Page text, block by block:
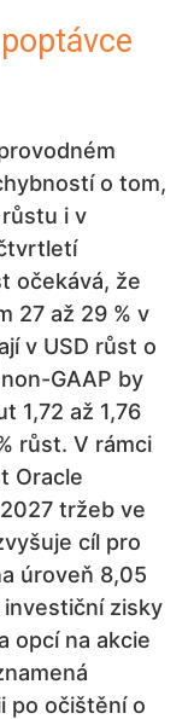
o tom,
i v
očekává, že
27 až 29 % v
v USD růst o
GAAP by
1,72 až 1,76
růst. V rámci
Oracle
tržeb ve
cíl pro
úroveň 8,05
zisky
opcí na akcie
po očištění o